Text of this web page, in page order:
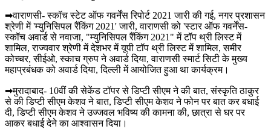
➡वाराणसी- स्कॉच स्टेट ऑफ गवर्नेंस रिपोर्ट 2021 जारी की गई, नगर प्रशासन
श्रेणी में 'म्युनिसिपल रैंकिंग 2021' जारी, वाराणसी को 'स्टार ऑफ गवर्नेंस-
स्कॉच अवार्ड से नवाजा, "म्युनिसिपल रैंकिंग 2021" में टॉप थ्री लिस्ट में
शामिल, राज्यवार श्रेणी में देशभर में यूपी टॉप थ्री लिस्ट में शामिल, समीर
कोच्चर, सीईओ, स्काच ग्रुप ने अवार्ड दिया, वाराणसी स्मार्ट सिटी के मुख्य
महाप्रबंधक को अवार्ड दिया, दिल्ली में आयोजित हुआ था कार्यक्रम।
➡मुरादाबाद- 10वीं की सेकेंड टॉपर से डिप्टी सीएम ने की बात, संस्कृति ठाकुर
से की डिप्टी सीएम केशव ने बात, डिप्टी सीएम केशव ने फोन पर बात कर बधाई
दी, डिप्टी सीएम केशव ने उज्जवल भविष्य की कामना की, छात्रा से घर पर
आकर बधाई देने का आश्वासन दिया।